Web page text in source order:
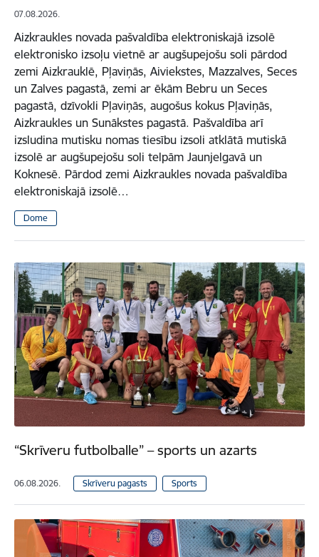
07.08.2026.
Aizkraukles novada pašvaldība elektroniskajā izsolē
elektronisko izsoļu vietnē ar augšupejošu soli pārdod
zemi Aizkrauklē, Pļaviņās, Aiviekstes, Mazzalves, Seces
un Zalves pagastā, zemi ar ēkām Bebru un Seces
pagastā, dzīvokli Pļaviņās, augošus kokus Pļaviņās,
Aizkraukles un Sunākstes pagastā. Pašvaldība arī
izsludina mutisku nomas tiesību izsoli atklātā mutiskā
izsolē ar augšupejošu soli telpām Jaunjelgavā un
Koknesē. Pārdod zemi Aizkraukles novada pašvaldība
elektroniskajā izsolē…
Dome
“Skrīveru futbolballe” – sports un azarts
06.08.2026. Skrīveru pagasts Sports